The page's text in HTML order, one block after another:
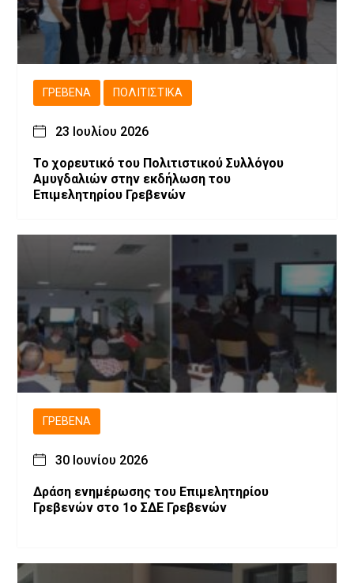
ΓΡΕΒΕΝΆ ΠΟΛΙΤΙΣΤΙΚΆ
23 Ιουλίου 2026
Το χορευτικό του Πολιτιστικού Συλλόγου
Αμυγδαλιών στην εκδήλωση του
Επιμελητηρίου Γρεβενών
ΓΡΕΒΕΝΆ
30 Ιουνίου 2026
Δράση ενημέρωσης του Επιμελητηρίου
Γρεβενών στο 1ο ΣΔΕ Γρεβενών